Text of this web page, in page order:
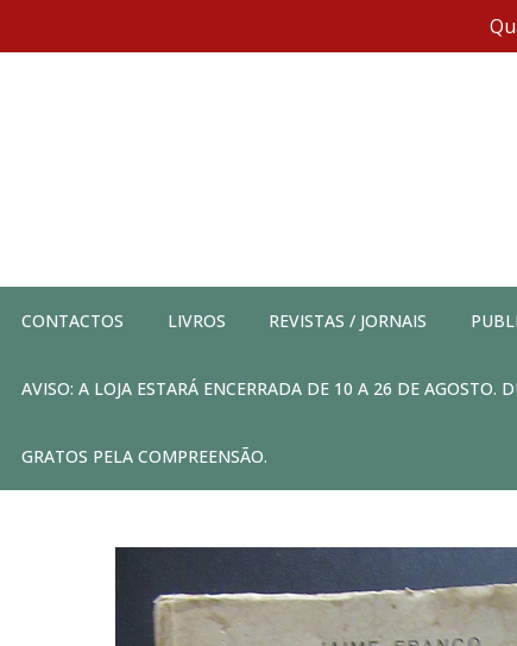
CONTACTOS LIVROS REVISTAS / JORNAIS
AVISO: A LOJA ESTARÁ ENCERRADA DE 10 A 26 DE
GRATOS PELA COMPREENSÃO.